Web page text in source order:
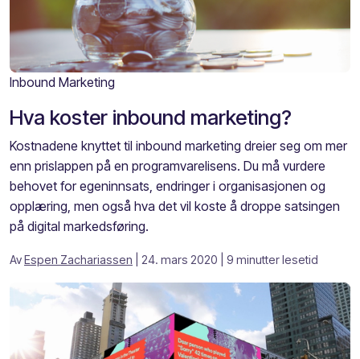
Inbound Marketing
Hva koster inbound marketing?
Kostnadene knyttet til inbound marketing dreier seg om mer
enn prislappen på en programvarelisens. Du må vurdere
behovet for egeninnsats, endringer i organisasjonen og
opplæring, men også hva det vil koste å droppe satsingen
på digital markedsføring.
AvEspen Zachariassen | 24. mars 2020 | 9 minutter lesetid